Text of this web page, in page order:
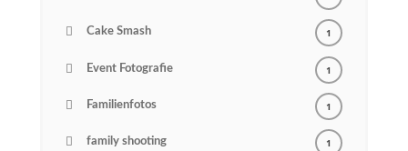
Cake Smash 1
Event Fotografie 1
Familienfotos 1
family shooting 1